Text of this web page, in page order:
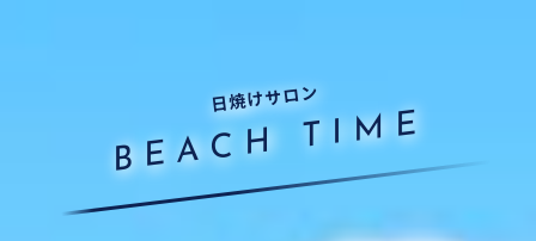
日焼けサロン
BEACH TIME